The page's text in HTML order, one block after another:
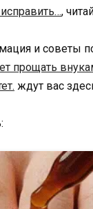
,
и советы
прощать
ждут вас